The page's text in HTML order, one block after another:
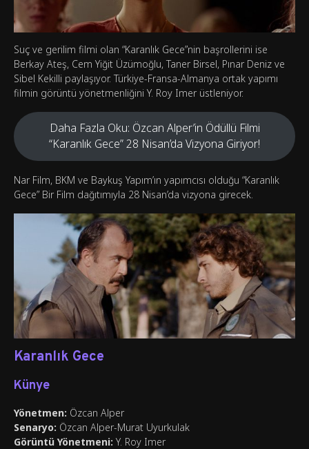
Suç ve gerilim filmi olan “Karanlık Gece”nin başrollerini ise
Berkay Ateş, Cem Yiğit Üzümoğlu, Taner Birsel, Pınar Deniz ve
Sibel Kekilli paylaşıyor. Türkiye-Fransa-Almanya ortak yapımı
filmin görüntü yönetmenliğini Y. Roy Imer üstleniyor.
Daha Fazla Oku: Özcan Alper’in Ödüllü Filmi
“Karanlık Gece” 28 Nisan’da Vizyona Giriyor!
Nar Film, BKM ve Baykuş Yapım’ın yapımcısı olduğu “Karanlık
Gece” Bir Film dağıtımıyla 28 Nisan’da vizyona girecek.
Karanlık Gece
Künye
Yönetmen: Özcan Alper
Senaryo: Özcan Alper-Murat Uyurkulak
Görüntü Yönetmeni: Y. Roy Imer